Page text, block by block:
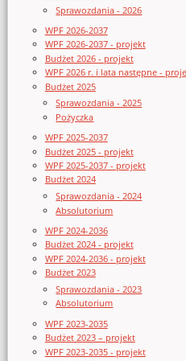
Sprawozdania - 2026
WPF 2026-2037
WPF 2026-2037 - projekt
Budżet 2026 - projekt
WPF 2026 r. i lata następne -
Budżet 2025
Sprawozdania - 2025
Pożyczka
WPF 2025-2037
Budżet 2025 - projekt
WPF 2025-2037 - projekt
Budżet 2024
Sprawozdania - 2024
Absolutorium
WPF 2024-2036
Budżet 2024 - projekt
WPF 2024-2036 - projekt
Budżet 2023
Sprawozdania - 2023
Absolutorium
WPF 2023-2035
Budżet 2023 – projekt
WPF 2023-2035 - projekt